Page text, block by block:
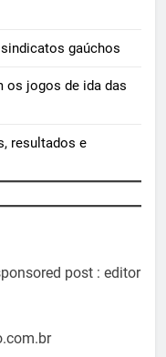
gaúchos
os jogos de ida das
resultados e
post : editor